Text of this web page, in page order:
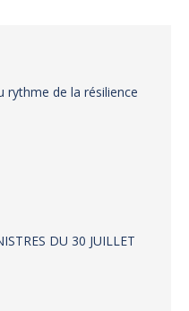
rythme de la résilience
DU 30 JUILLET